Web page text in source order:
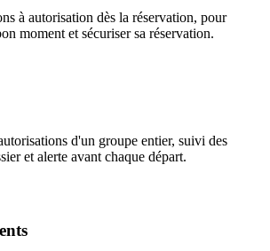
à autorisation dès la réservation, pour
moment et sécuriser sa réservation.
d'un groupe entier, suivi des
et alerte avant chaque départ.